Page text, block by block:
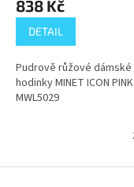
838 Kč
DETAIL
Pudrově růžové dámské
hodinky MINET ICON PINK
MWL5029